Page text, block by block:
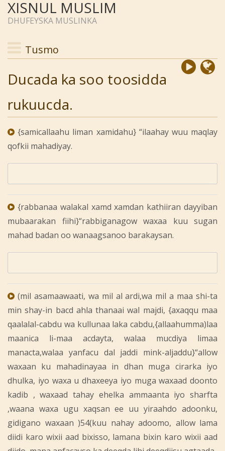
XISNUL MUSLIM
DHUFEYSKA MUSLINKA
Tusmo
Ducada ka soo toosidda
rukuucda.
{samicallaahu liman xamidahu} “ilaahay wuu maqlay
qofkii mahadiyay.
{rabbanaa walakal xamd xamdan kathiiran dayyiban
mubaarakan fiihi}“rabbiganagow waxaa kuu sugan
mahad badan oo wanaagsanoo barakaysan.
(mil asamaawaati, wa mil al ardi,wa mil a maa shi-ta
min shay-in bacd ahla thanaai wal majdi, {axaqqu maa
qaalalal-cabdu wa kullunaa laka cabdu,{allaahumma)laa
maanica li-maa acdayta, walaa mucdiya limaa
manacta,walaa yanfacu dal jaddi mink-aljaddu}“allow
waxaan ku mahadinayaa in dhan muga cirarka iyo
dhulka, iyo waxa u dhaxeeya iyo muga waxaad doonto
kadib , waxaad tahay ehelka ammaanta iyo sharfta
,waana waxa ugu xaqsan ee uu yiraahdo adoonku,
gidigano waxaan )54(kuu nahay adoomo, allow lama
diidi karo wixii aad bixisso, lamana bixin karo wixii aad